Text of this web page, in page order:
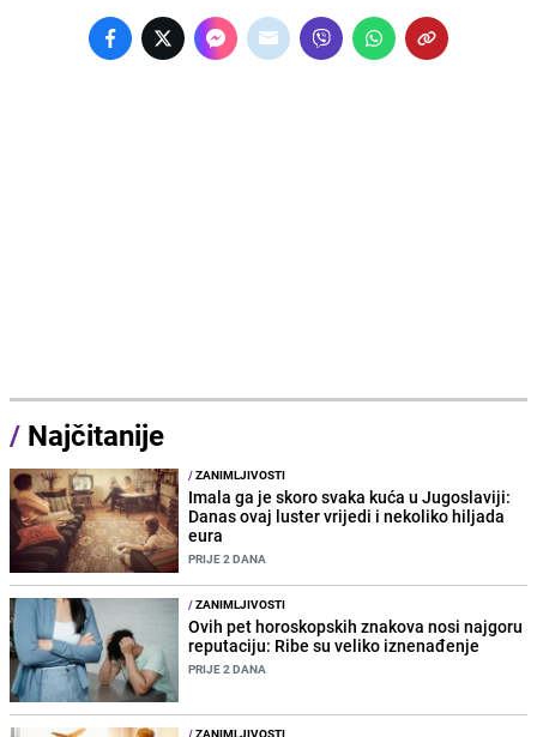
/ Najčitanije
/ZANIMLJIVOSTI
Imala ga je skoro svaka kuća u Jugoslaviji:
Danas ovaj luster vrijedi i nekoliko hiljada
eura
PRIJE 2 DANA
/ZANIMLJIVOSTI
Ovih pet horoskopskih znakova nosi najgoru
reputaciju: Ribe su veliko iznenađenje
PRIJE 2 DANA